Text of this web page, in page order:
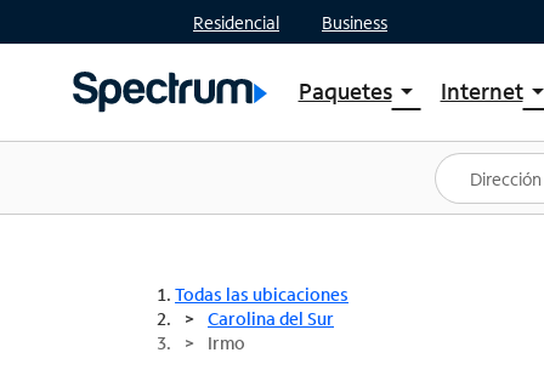
Residencial Business
Paquetesarrow_drop_down
Ver paquetes
Spectrum One
Mejores ofertas
Internetarrow_drop_down
Planes
Todas las ubicaciones
Carolina del Sur
Irmo